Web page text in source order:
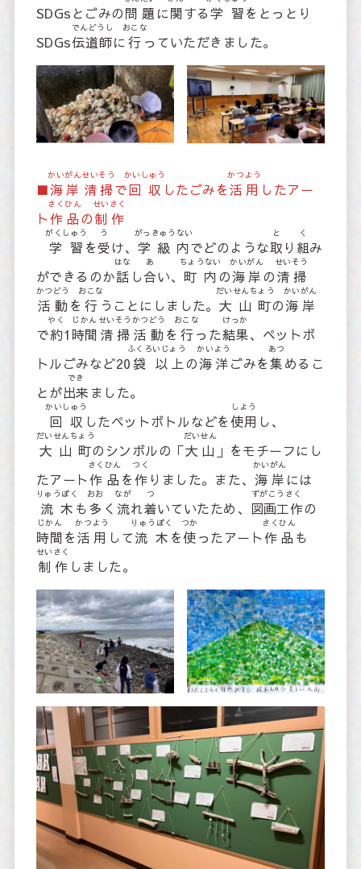
SDGsとごみの問題 に関する学習をとっとり
SDGs伝道師
でんどうし
に 行
おこな
っていただきました。
■海岸
かいがん
清掃
せいそう
で回収
かいしゅう
したごみを活用
かつよう
したアー
ト作品
さくひん
の制作
せいさく
学習
がくしゅう
を受
う
け、 学級内
がっきゅうない
でどのような取
と
り 組
く
み
ができるのか話
はな
し合
あ
い、 町内
ちょうない
の海岸
かいがん
の清掃
せいそう
活動
かつどう
を 行
おこな
うことにしました。 大山町
だいせんちょう
の海岸
かいがん
で約
やく
1 時間
じかん
清掃
せいそう
活動
かつどう
を 行
おこな
った結果
けっか
、ペットボ
トルごみなど20袋
ふくろ
以上
いじょう
の海洋
かいよう
ごみを集
あつ
めるこ
とが出来
でき
ました。
回収
かいしゅう
したペットボトルなどを使用
しよう
し、
大山町
だいせんちょう
のシンボルの「大山
だいせん
」をモチーフにし
たアート作品
さくひん
を作
つく
りました。また、 海岸
かいがん
には
流木
りゅうぼく
も多
おお
く 流
なが
れ着
つ
いていたため、 図画工作
ずがこうさく
の
時間
じかん
を活用
かつよう
して流木
りゅうぼく
を使
つか
ったアート作品
さくひん
も
制作
せいさく
しました。